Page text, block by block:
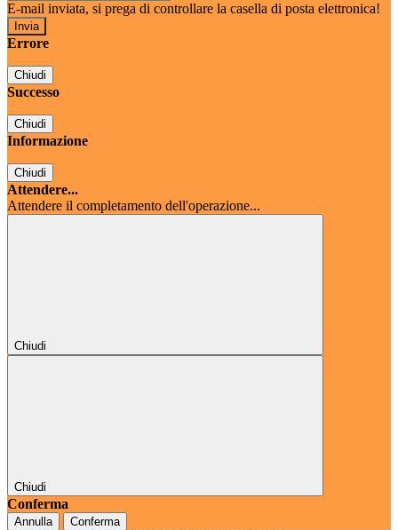
E-mail inviata, si prega di controllare la casella di posta elettronica!
Errore
Chiudi
Successo
Chiudi
Informazione
Chiudi
Attendere...
Attendere il completamento dell'operazione...
Chiudi
Chiudi
Conferma
Annulla Conferma